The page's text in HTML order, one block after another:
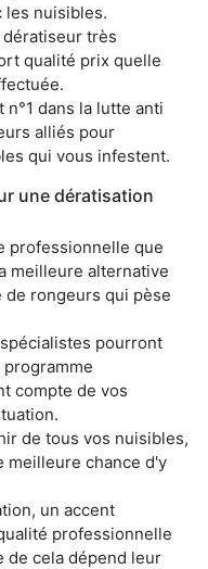
les nuisibles.
très
qualité prix quelle
dans la lutte anti
alliés pour
qui vous infestent.
une dératisation
professionnelle que
meilleure alternative
de rongeurs qui pèse
pourront
compte de vos
de tous vos nuisibles,
meilleure chance d'y
un accent
professionnelle
de cela dépend leur